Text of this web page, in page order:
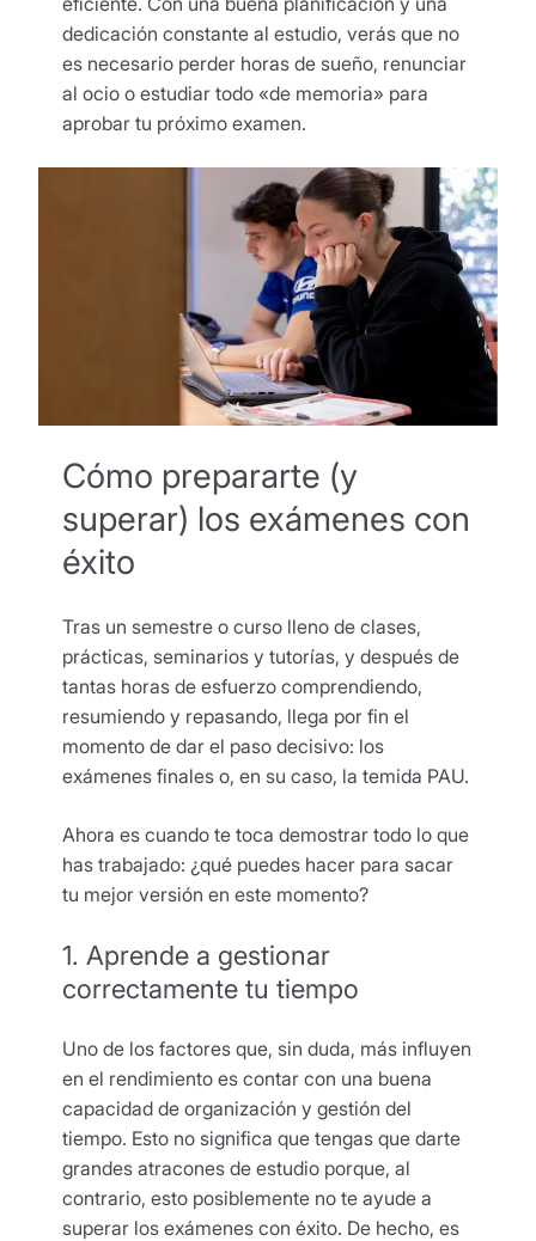
dedicación constante al estudio, verás que no
es necesario perder horas de sueño, renunciar
al ocio o estudiar todo «de memoria» para
aprobar tu próximo examen.
Cómo prepararte (y
superar) los exámenes con
éxito
Tras un semestre o curso lleno de clases,
prácticas, seminarios y tutorías, y después de
tantas horas de esfuerzo comprendiendo,
resumiendo y repasando, llega por fin el
momento de dar el paso decisivo: los
exámenes finales o, en su caso, la temida PAU.
Ahora es cuando te toca demostrar todo lo que
has trabajado: ¿qué puedes hacer para sacar
tu mejor versión en este momento?
1. Aprende a gestionar
correctamente tu tiempo
Uno de los factores que, sin duda, más influyen
en el rendimiento es contar con una buena
capacidad de organización y gestión del
tiempo. Esto no significa que tengas que darte
grandes atracones de estudio porque, al
contrario, esto posiblemente no te ayude a
superar los exámenes con éxito. De hecho, es